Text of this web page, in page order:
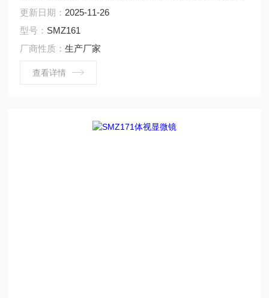
透射光源，使照明更加均匀，降低工作台面的温度，避免
了工作台面温度过高。
更新日期： 2025-11-26
型号： SMZ161
厂商性质：生产厂家
查看详情